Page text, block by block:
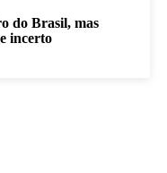
do Brasil, mas
incerto